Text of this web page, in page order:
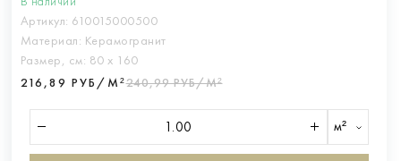
Артикул: 610015000500
Материал: Керамогранит
Размер, см: 80 х 160
216,89 РУБ/М²240,99 РУБ/М²
м²